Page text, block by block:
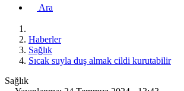
Ara
Haberler
Sağlık
Sıcak suyla duş almak cildi kurutabilir
Sağlık